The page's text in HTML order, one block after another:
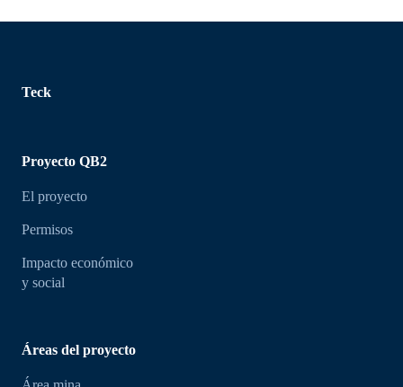
Teck
Proyecto QB2
El proyecto
Permisos
Impacto económico
y social
Áreas del proyecto